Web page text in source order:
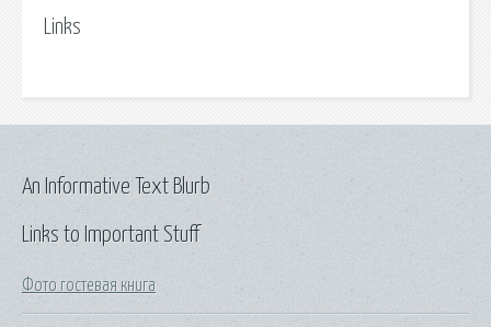
Links
Links to Important Stuff
Фото гостевая книга
An Informative Text Blurb